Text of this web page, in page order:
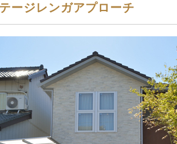
ージレンガアプローチ